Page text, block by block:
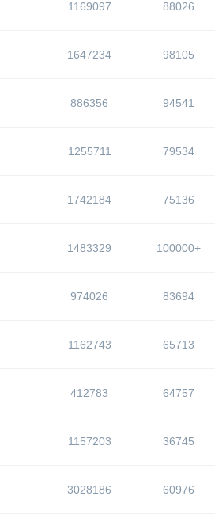
1169097 88026
1647234 98105
886356 94541
1255711 79534
1742184 75136
1483329 100000+
974026 83694
1162743 65713
412783 64757
1157203 36745
3028186 60976